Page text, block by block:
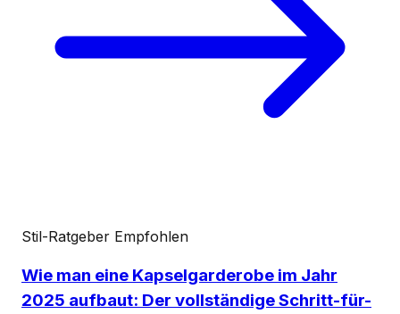
Stil-Ratgeber Empfohlen
Wie man eine Kapselgarderobe im Jahr
2025 aufbaut: Der vollständige Schritt-für-